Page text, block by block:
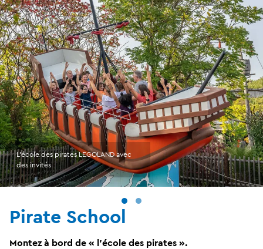
L'école des pirates LEGOLAND avec
des invités
Pirate School
Montez à bord de « l'école des pirates ».